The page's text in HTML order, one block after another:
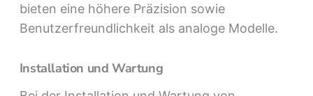
bieten eine höhere Präzision sowie
Benutzerfreundlichkeit als analoge Modelle.
Installation und Wartung